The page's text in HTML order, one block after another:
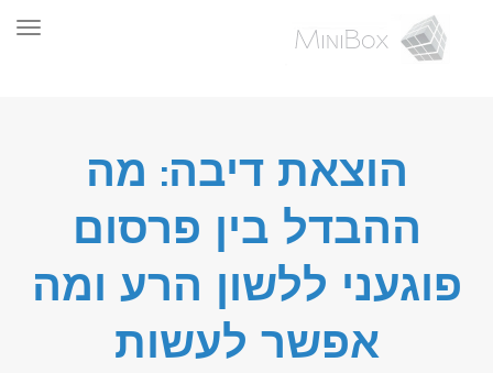
הוצאת דיבה: מה
ההבדל בין פרסום
פוגעני ללשון הרע ומה
אפשר לעשות